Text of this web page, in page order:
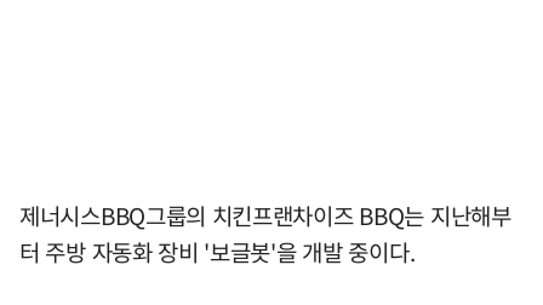
제너시스BBQ그룹의 치킨프랜차이즈 BBQ는 지난해부
터 주방 자동화 장비 '보글봇'을 개발 중이다.